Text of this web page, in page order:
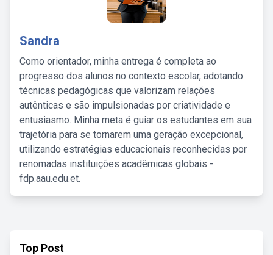
Sandra
Como orientador, minha entrega é completa ao
progresso dos alunos no contexto escolar, adotando
técnicas pedagógicas que valorizam relações
autênticas e são impulsionadas por criatividade e
entusiasmo. Minha meta é guiar os estudantes em sua
trajetória para se tornarem uma geração excepcional,
utilizando estratégias educacionais reconhecidas por
renomadas instituições acadêmicas globais -
fdp.aau.edu.et.
Top Post